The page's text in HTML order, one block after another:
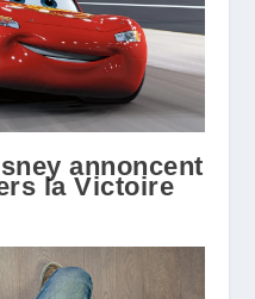
annoncent
la Victoire